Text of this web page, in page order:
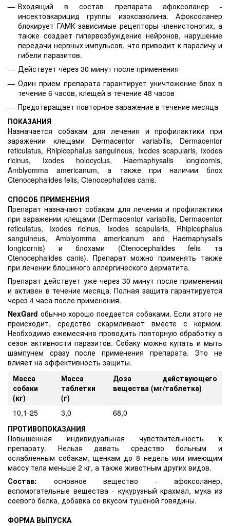
Входящий в состав препарата афоксоланер -
инсектоакарицид группы изоксазолина. Афоксоланер
блокирует ГАМК-зависимые рецепторы членистоногих, а
также создает гипервозбуждение нейронов, нарушение
передачи нервных импульсов, что приводит к параличу и
гибели паразитов.
Действует через 30 минут после применения
Один прием препарата гарантирует уничтожение блох в
течение 6 часов, клещей в течение 48 часов
Предотвращает повторное заражение в течение месяца
ПОКАЗАНИЯ
Назначается собакам для лечения и профилактики при
заражении клещами Dermacentor variabilis, Dermacentor
reticulatus, Rhipicephalus sanguineus, Ixodes scapularis, Ixodes
ricinus, Ixodes holocyclus, Haemaphysalis longicornis,
Amblyomma americanum, а также при наличии блох
Ctenocephalides felis, Ctenocephalides canis.
СПОСОБ ПРИМЕНЕНИЯ
Препарат назначают собакам для лечения и профилактики
при заражении клещами (Dermacentor variabilis, Dermacentor
reticulatus, Ixodes ricinus, Ixodes scapularis, Rhipicephalus
sanguineus, Amblyomma americanum and Haemaphysalis
longicornis) и блохами (Ctenocephalides felis та
Ctenocephalides canis). Препарат можно применять также
при лечении блошиного аллергического дерматита.
Препарат действует уже через 30 минут после применения
и активен в течение месяца. Полная защита гарантируется
через 4 часа после применения.
NexGard обычно хорошо поедается собаками. Если этого не
происходит, средство скармливают вместе с кормом.
Необходимо ежемесячно проводить повторную обработку в
сезон активности паразитов. Собаку можно купать и мыть
шампунем сразу после применения препарата. Это не
влияет на эффективность защиты.
Масса
собаки
(кг)
Масса
таблетки
(г)
Доза действующего
вещества (мг/таблетка)
10,1-25 3,0
68,0
ПРОТИВОПОКАЗАНИЯ
Повышенная индивидуальная чувствительность к
препарату. Нельзя давать средство больным и
ослабленным собакам, щенкам до 8 недель или имеющим
массу тела меньше 2 кг, а также животным других видов.
Состав: основное вещество - афоксоланер,
вспомогательные вещества - кукурузный крахмал, мука из
соевого белка, добавка со вкусом тушеной говядины.
ФОРМА ВЫПУСКА